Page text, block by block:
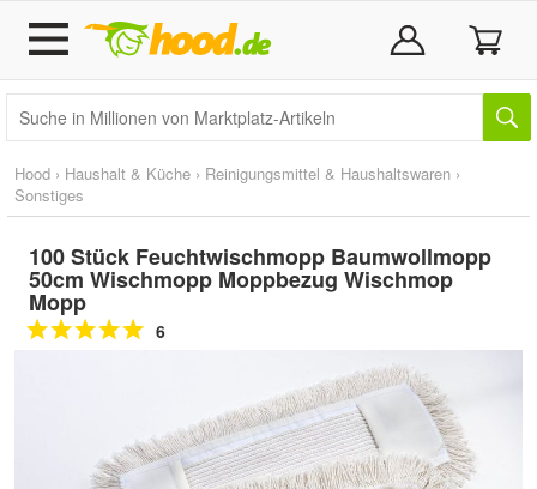
Hood › Haushalt & Küche › Reinigungsmittel & Haushaltswaren ›
Sonstiges
100 Stück Feuchtwischmopp Baumwollmopp
50cm Wischmopp Moppbezug Wischmop
Mopp
6